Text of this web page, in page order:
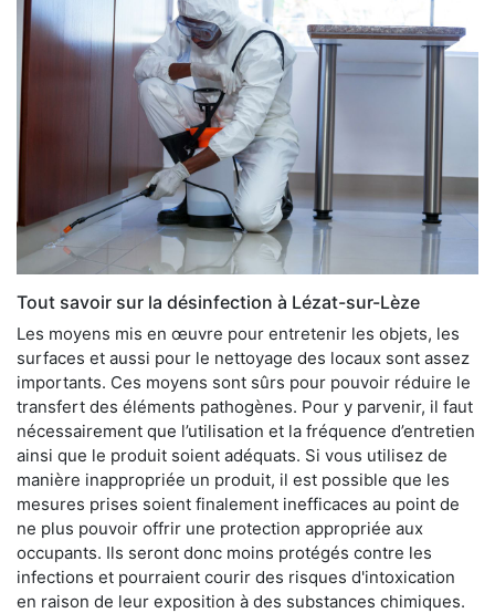
Tout savoir sur la désinfection à Lézat-sur-Lèze
Les moyens mis en œuvre pour entretenir les objets, les
surfaces et aussi pour le nettoyage des locaux sont assez
importants. Ces moyens sont sûrs pour pouvoir réduire le
transfert des éléments pathogènes. Pour y parvenir, il faut
nécessairement que l’utilisation et la fréquence d’entretien
ainsi que le produit soient adéquats. Si vous utilisez de
manière inappropriée un produit, il est possible que les
mesures prises soient finalement inefficaces au point de
ne plus pouvoir offrir une protection appropriée aux
occupants. Ils seront donc moins protégés contre les
infections et pourraient courir des risques d'intoxication
en raison de leur exposition à des substances chimiques.